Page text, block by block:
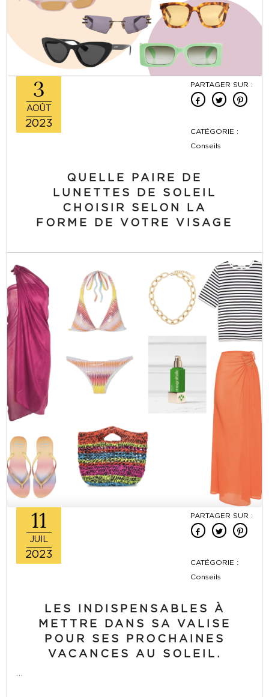
3
AOÛT
2023
PARTAGER SUR :
CATÉGORIE :
Conseils
QUELLE PAIRE DE
LUNETTES DE SOLEIL
CHOISIR SELON LA
FORME DE VOTRE VISAGE
11
JUIL
2023
PARTAGER SUR :
CATÉGORIE :
Conseils
LES INDISPENSABLES À
METTRE DANS SA VALISE
POUR SES PROCHAINES
VACANCES AU SOLEIL.
…